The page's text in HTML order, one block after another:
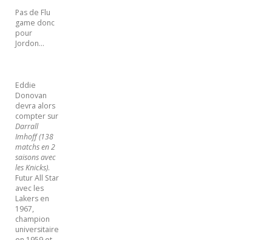
Pas de Flu
game donc
pour
Jordon…
Eddie
Donovan
devra alors
compter sur
Darrall
Imhoff(138
matchs en 2
saisons avec
les Knicks).
Futur All Star
avec les
Lakers en
1967,
champion
universitaire